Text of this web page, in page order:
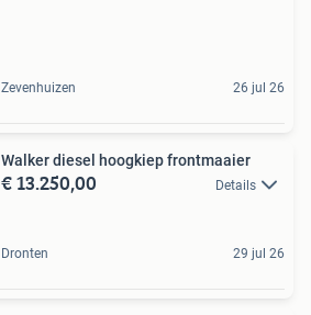
Zevenhuizen 26 jul 26
Walker diesel hoogkiep frontmaaier
€ 13.250,00 Details
Dronten 29 jul 26